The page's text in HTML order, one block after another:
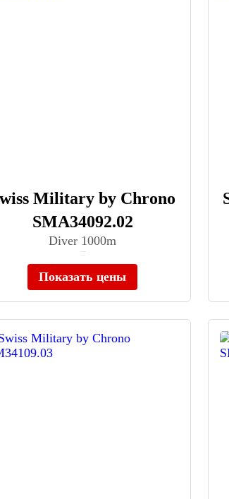
Military by Chrono
SMA34092.02
Diver 1000m
Показать цены